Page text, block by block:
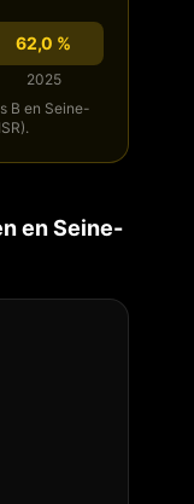
62,0 %
2025
B en Seine-
enSeine-